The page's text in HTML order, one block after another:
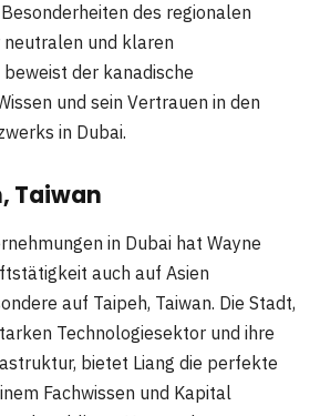
des regionalen
und klaren
der kanadische
und sein Vertrauen in den
in Dubai.
Taiwan
in Dubai hat Wayne
auch auf Asien
auf Taipeh, Taiwan. Die Stadt,
Technologiesektor und ihre
bietet Liang die perfekte
Fachwissen und Kapital